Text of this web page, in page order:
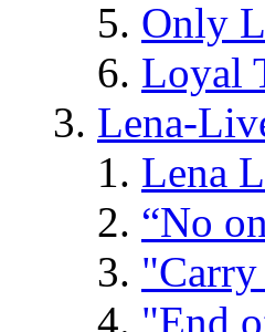
Only
Loyal
Lena-
Lena
“No
"End